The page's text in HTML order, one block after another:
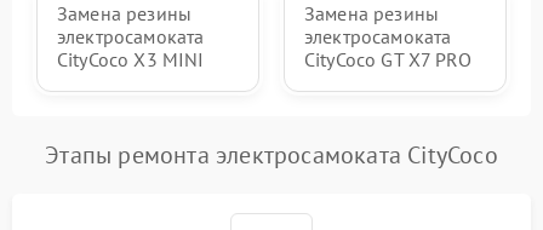
Замена резины
электросамоката
CityCoco X3 MINI
Замена резины
электросамоката
CityCoco GT X7 PRO
Этапы ремонта электросамоката CityCoco